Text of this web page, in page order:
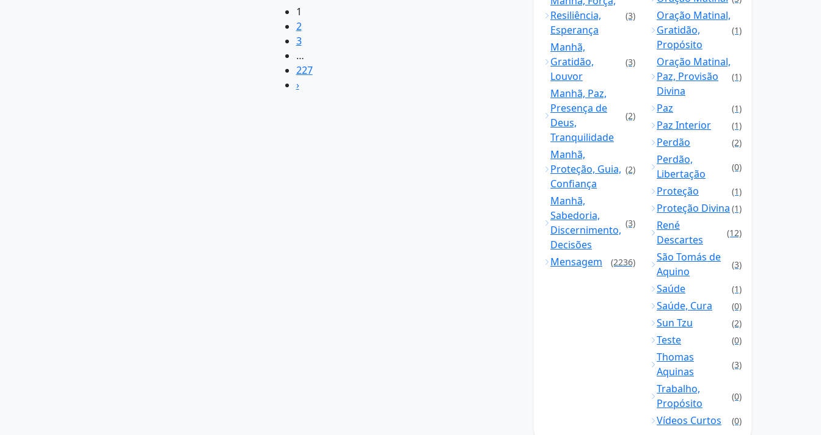
1
2
3
…
227
›
Resiliência,
Esperança
(3)
Manhã,
Gratidão,
Louvor
(3)
Manhã, Paz,
Presença de
Deus,
Tranquilidade
(2)
Manhã,
Proteção, Guia,
Confiança
(2)
Manhã,
Sabedoria,
Discernimento,
Decisões
(3)
Mensagem (2236)
Oração Matinal,
Gratidão,
Propósito
(1)
Oração Matinal,
Paz, Provisão
Divina
(1)
Paz (1)
Paz Interior (1)
Perdão (2)
Perdão,
Libertação
(0)
Proteção (1)
Proteção Divina (1)
René
Descartes
(12)
São Tomás de
Aquino
(3)
Saúde (1)
Saúde, Cura (0)
Sun Tzu (2)
Teste (0)
Thomas
Aquinas
(3)
Trabalho,
Propósito
(0)
Vídeos Curtos (0)